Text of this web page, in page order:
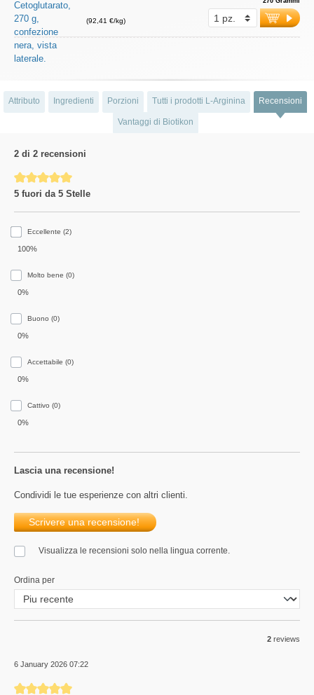
(92,41 €/kg)
Attributo Ingredienti Porzioni Tutti i prodotti L-Arginina Recensioni
Vantaggi di Biotikon
2 di 2 recensioni
Average rating of 5 out of 5 stars
5 fuori da 5 Stelle
Eccellente (2)
100%
Molto bene (0)
0%
Buono (0)
0%
Accettabile (0)
0%
Сattivo (0)
0%
Lascia una recensione!
Condividi le tue esperienze con altri clienti.
Scrivere una recensione!
Visualizza le recensioni solo nella lingua corrente.
Ordina per
2 reviews
6 January 2026 07:22
Review with rating of 5 out of 5 stars